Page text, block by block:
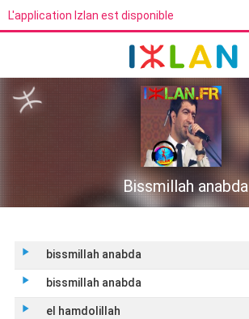
L'application Izlan est disponible
Bissmillah anabda
play_arrow bissmillah anabda
play_arrow bissmillah anabda
play_arrow el hamdolillah